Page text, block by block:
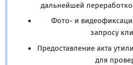
дальнейшей
Фото- и
запросу
Предоставление акта
для